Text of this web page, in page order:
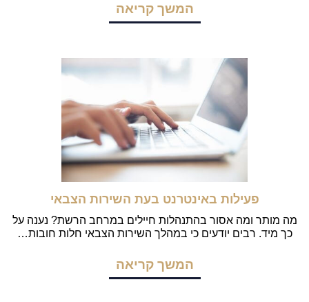
המשך קריאה
פעילות באינטרנט בעת השירות הצבאי
מה מותר ומה אסור בהתנהלות חיילים במרחב הרשת? נענה על
כך מיד. רבים יודעים כי במהלך השירות הצבאי חלות חובות…
המשך קריאה